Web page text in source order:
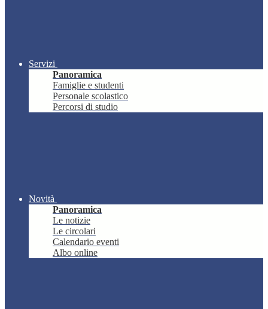
Servizi
Panoramica
Famiglie e studenti
Personale scolastico
Percorsi di studio
Novità
Panoramica
Le notizie
Le circolari
Calendario eventi
Albo online